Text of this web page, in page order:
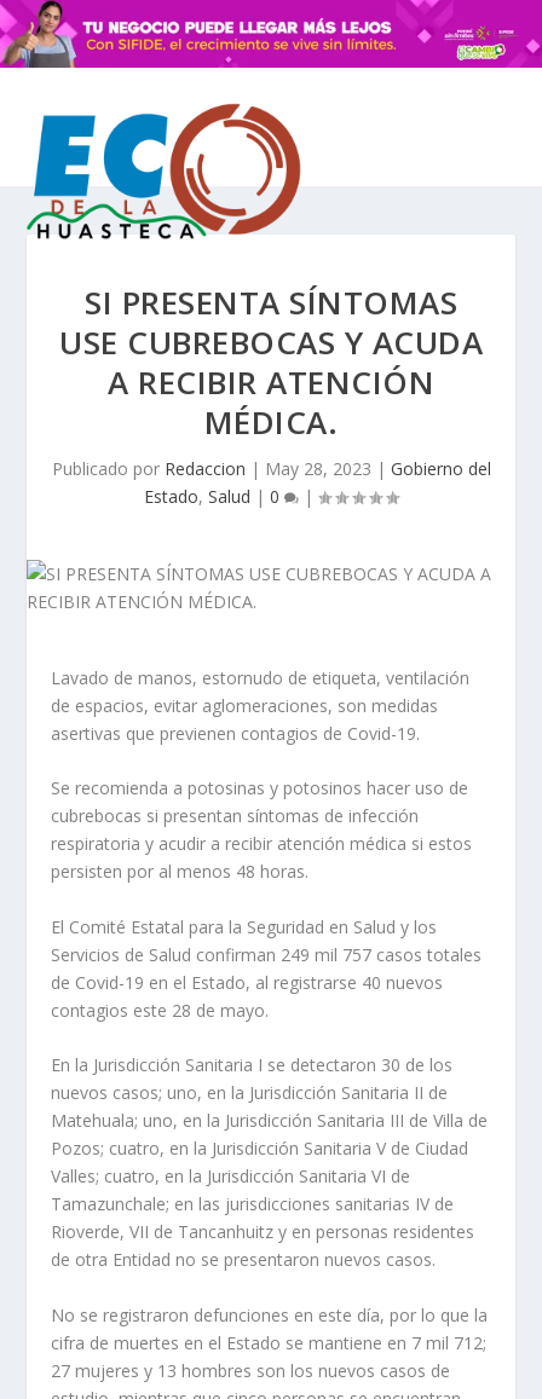
SI PRESENTA SÍNTOMAS
USE CUBREBOCAS Y ACUDA
A RECIBIR ATENCIÓN
MÉDICA.
Publicado por Redaccion | May 28, 2023 | Gobierno del
Estado, Salud | 0 |
Lavado de manos, estornudo de etiqueta, ventilación
de espacios, evitar aglomeraciones, son medidas
asertivas que previenen contagios de Covid-19.
Se recomienda a potosinas y potosinos hacer uso de
cubrebocas si presentan síntomas de infección
respiratoria y acudir a recibir atención médica si estos
persisten por al menos 48 horas.
El Comité Estatal para la Seguridad en Salud y los
Servicios de Salud confirman 249 mil 757 casos totales
de Covid-19 en el Estado, al registrarse 40 nuevos
contagios este 28 de mayo.
En la Jurisdicción Sanitaria I se detectaron 30 de los
nuevos casos; uno, en la Jurisdicción Sanitaria II de
Matehuala; uno, en la Jurisdicción Sanitaria III de Villa de
Pozos; cuatro, en la Jurisdicción Sanitaria V de Ciudad
Valles; cuatro, en la Jurisdicción Sanitaria VI de
Tamazunchale; en las jurisdicciones sanitarias IV de
Rioverde, VII de Tancanhuitz y en personas residentes
de otra Entidad no se presentaron nuevos casos.
No se registraron defunciones en este día, por lo que la
cifra de muertes en el Estado se mantiene en 7 mil 712;
27 mujeres y 13 hombres son los nuevos casos de